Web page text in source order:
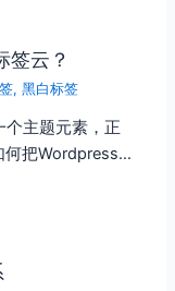
云？
,黑白标签
个主题元素，正
何把Wordpress…